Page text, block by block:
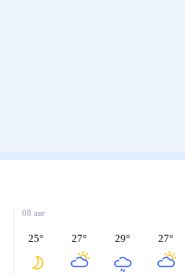
08 авг
25° 27° 29° 27°